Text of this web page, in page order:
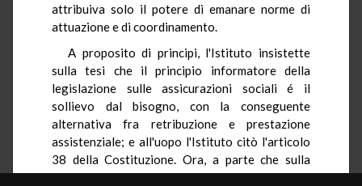
attribuiva solo il potere di emanare norme di
attuazione e di coordinamento.
A proposito di principi, l'Istituto insistette
sulla tesi che il principio informatore della
legislazione sulle assicurazioni sociali é il
sollievo dal bisogno, con la conseguente
alternativa fra retribuzione e prestazione
assistenziale; e all'uopo l'Istituto citò l'articolo
38 della Costituzione. Ora, a parte che sulla
natura e sugli scopi di tale legislazione esistono